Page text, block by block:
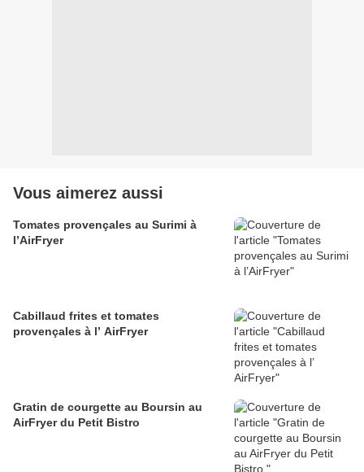
Vous aimerez aussi
Tomates provençales au Surimi à
l’AirFryer
Cabillaud frites et tomates
provençales à l’ AirFryer
Gratin de courgette au Boursin au
AirFryer du Petit Bistro